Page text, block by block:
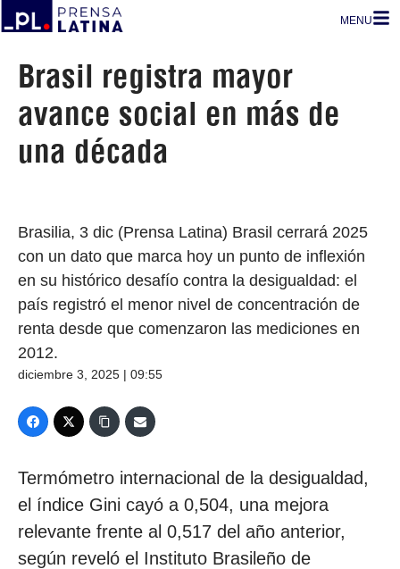
MENU
Brasil registra mayor
avance social en más de
una década
Brasilia, 3 dic (Prensa Latina) Brasil cerrará 2025
con un dato que marca hoy un punto de inflexión
en su histórico desafío contra la desigualdad: el
país registró el menor nivel de concentración de
renta desde que comenzaron las mediciones en
2012.
diciembre 3, 2025 | 09:55
Termómetro internacional de la desigualdad,
el índice Gini cayó a 0,504, una mejora
relevante frente al 0,517 del año anterior,
según reveló el Instituto Brasileño de